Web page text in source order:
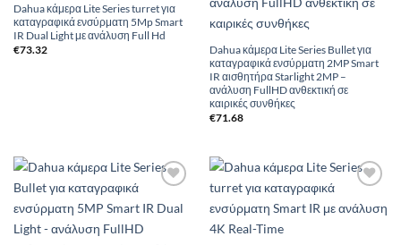
Dahua κάμερα Lite Series turret για
καταγραφικά ενσύρματη 5Mp Smart
IR Dual Light με ανάλυση Full Hd
€73.32
Dahua κάμερα Lite Series Bullet για
καταγραφικά ενσύρματη 2MP Smart
IR αισθητήρα Starlight 2MP –
ανάλυση FullHD ανθεκτική σε
καιρικές συνθήκες
€71.68
Wishlist
Wishlist